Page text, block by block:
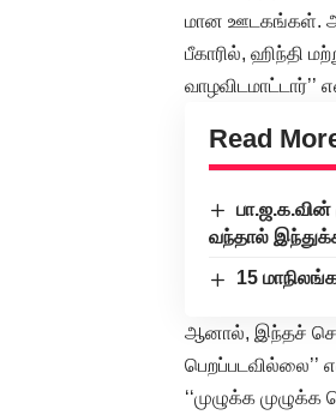
மான ஊடகங்கள்.
பீகாரில், ஹிந்தி
வாழவிடமாட்டார்’’
Read
பா.ஜ.க.வின்
வந்தால்
15
ஆனால், இந்தச்
பெறப்படவில்லை’’
‘‘முழுக்க